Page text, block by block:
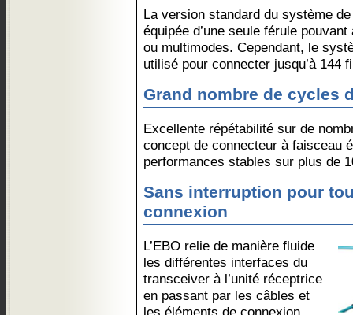
La version standard du système
équipée d’une seule férule
ou multimodes. Cependant, le
utilisé pour connecter jusqu’à 144
Grand nombre de cycles
Excellente répétabilité sur de
concept de connecteur à faisceau
performances stables sur plus de
Sans interruption pour
connexion
L’EBO relie de manière fluide
les différentes interfaces du
transceiver à l’unité réceptrice
en passant par les câbles et